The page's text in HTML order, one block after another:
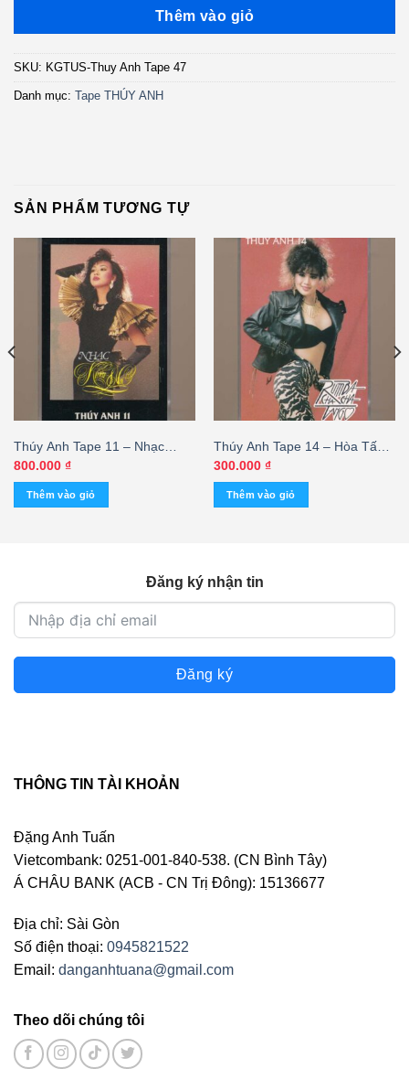
Thêm vào giỏ
SKU: KGTUS-Thuy Anh Tape 47
Danh mục: Tape THÚY ANH
SẢN PHẨM TƯƠNG TỰ
Thúy Anh Tape 11 – Nhạc
Khiêu Vũ (KGTUS) – cái
800.000 ₫
Thêm vào giỏ
Thúy Anh Tape 14 – Hòa Tấu
Rumba Cha Cha Tango (Băng
Trắng) KGTUS
300.000 ₫
Thêm vào giỏ
Đăng ký nhận tin
Đăng ký
THÔNG TIN TÀI KHOẢN
Đặng Anh Tuấn
Vietcombank: 0251-001-840-538. (CN Bình Tây)
Á CHÂU BANK (ACB - CN Trị Đông): 15136677
Địa chỉ: Sài Gòn
Số điện thoại: 0945821522
Email: danganhtuana@gmail.com
Theo dõi chúng tôi